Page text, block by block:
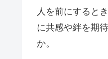
人を前にすると
に共感や絆を期
か。